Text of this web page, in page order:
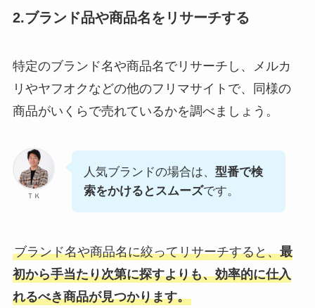
2.ブランド品や商品名をリサーチする
特定のブランド名や商品名でリサーチし、メルカ
リやヤフオクなどの他のフリマサイトで、同様の
商品がいくらで売れているかを調べましょう。
ＴＫ
人気ブランドの場合は、 型番で検
索をかけるとスムーズです。
ブランド名や商品名に絞ってリサーチすると、最
初から手当たり次第に探すよりも、効率的に仕入
れるべき商品が見つかります。